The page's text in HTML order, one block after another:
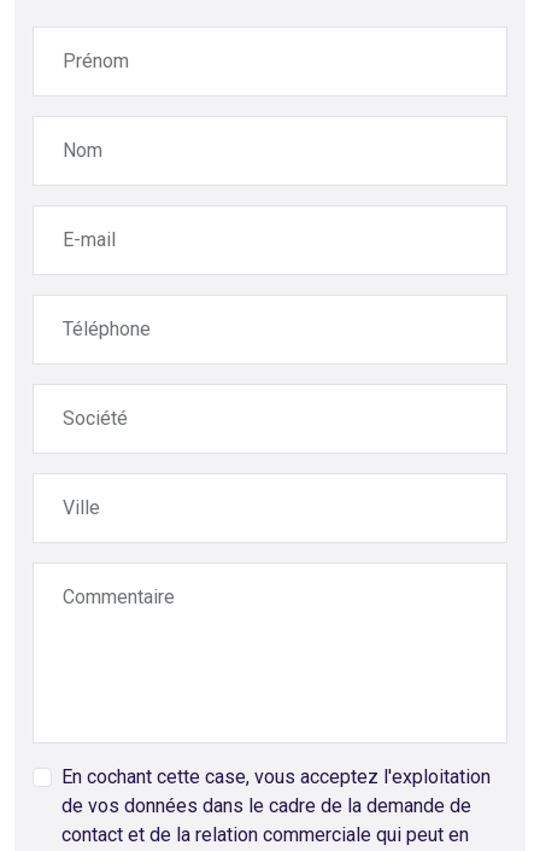
Prénom
Nom
E-mail
Téléphone
Société
Ville
Commentaire
En cochant cette case, vous acceptez l'exploitation
de vos données dans le cadre de la demande de
contact et de la relation commerciale qui peut en